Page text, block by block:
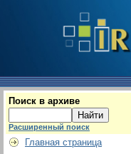
Поиск в архиве
Расширенный поиск
Главная страница